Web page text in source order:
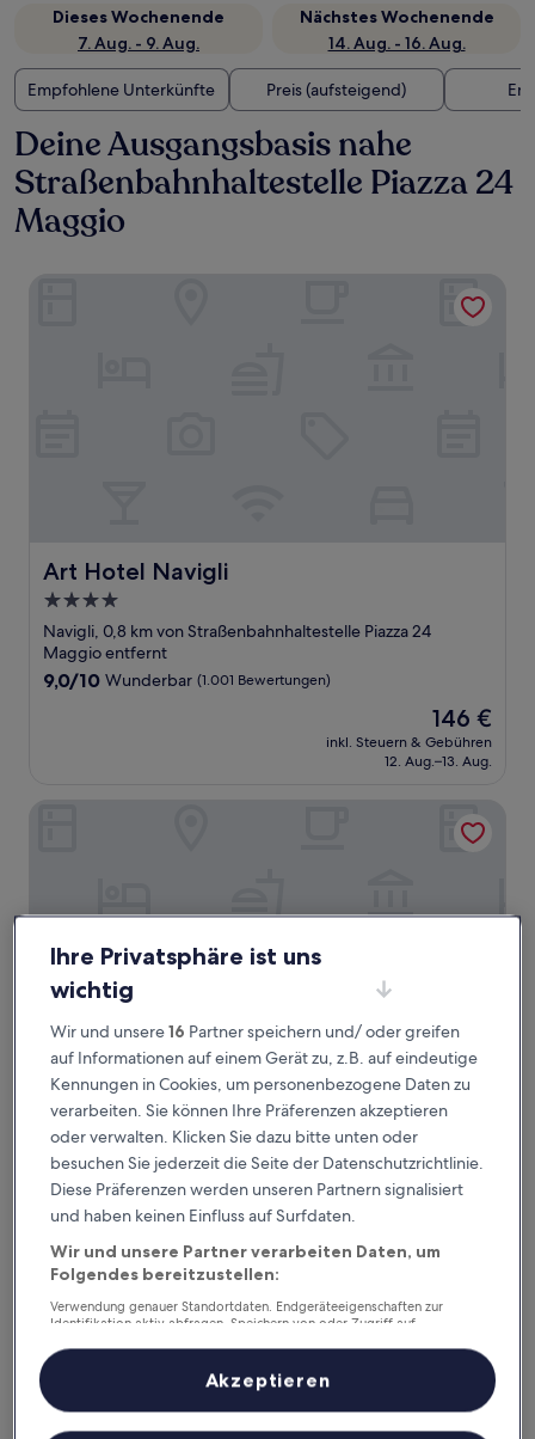
Dieses Wochenende
7. Aug. - 9. Aug.
Nächstes Wochenende
14. Aug. - 16. Aug.
Empfohlene Unterkünfte Preis (aufsteigend)
Deine Ausgangsbasis nahe
Straßenbahnhaltestelle Piazza 24
Maggio
Art Hotel Navigli
Art Hotel Navigli
4.0-
Sterne-
Unterkunft
Navigli, 0,8 km von Straßenbahnhaltestelle Piazza 24
Maggio entfernt
9.0
9,0/10 Wunderbar (1.001 Bewertungen)
Der
Preis
beträgt
146 €
inkl. Steuern & Gebühren
12. Aug.–13. Aug.
Leia Hospitality
Leia Hospitality
Zentrum von Mailand, 0,7 km von Straßenbahnhaltestelle
Piazza 24 Maggio entfernt
9.4
von
10,
(67
Bewertungen)
9,4/10 Außergewöhnlich
beträgt
17. Aug.–18. Aug.
Experience Design Bed & Show
Ihre Privatsphäre ist uns
wichtig
Wir und unsere16 Partner speichern und/ oder greifen
auf Informationen auf einem Gerät zu, z.B. auf eindeutige
Kennungen in Cookies, um personenbezogene Daten zu
verarbeiten. Sie können Ihre Präferenzen akzeptieren
oder verwalten. Klicken Sie dazu bitte unten oder
besuchen Sie jederzeit die Seite der Datenschutzrichtlinie.
Diese Präferenzen werden unseren Partnern signalisiert
und haben keinen Einfluss auf Surfdaten.
Wir und unsere Partner verarbeiten Daten, um
Folgendes bereitzustellen:
Verwendung genauer Standortdaten. Endgeräteeigenschaften zur
Identifikation aktiv abfragen. Speichern von oder Zugriff auf
Inhalte, Messung von Werbeleistung und der Performance von Inhalten,
Zielgruppenforschung sowie Entwicklung und Verbesserung von
Liste der Partner (Lieferanten)
Akzeptieren